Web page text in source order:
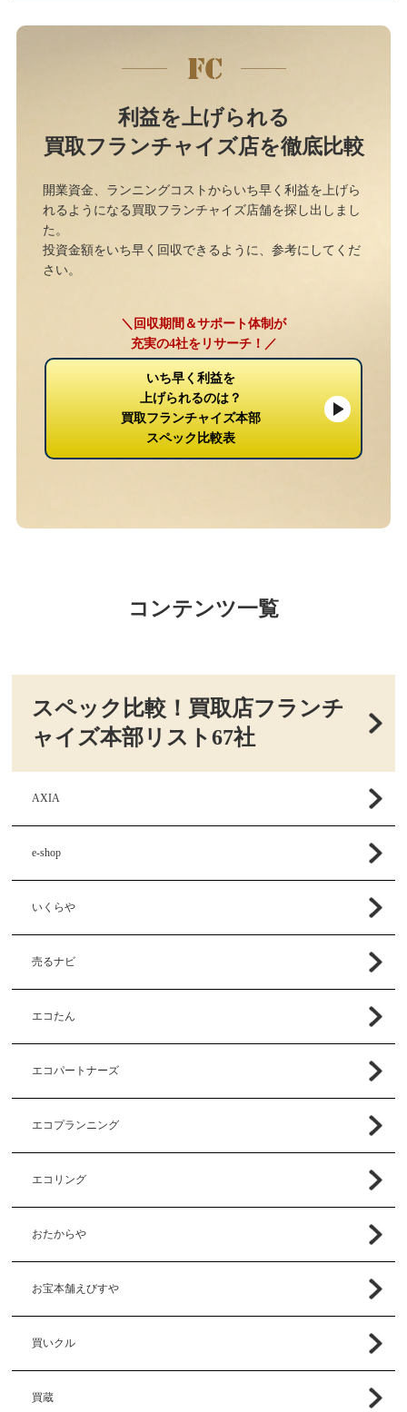
利益を上げられる
買取フランチャイズ店を徹底比較
開業資金、ランニングコストからいち早く利益を上げら
れるようになる買取フランチャイズ店舗を探し出しまし
た。
投資金額をいち早く回収できるように、参考にしてくだ
さい。
＼回収期間＆サポート体制が
充実の4社をリサーチ！／
いち早く利益を
上げられるのは？
買取フランチャイズ本部
スペック比較表
コンテンツ一覧
スペック比較！買取店フランチ
ャイズ本部リスト67社
AXIA
e-shop
いくらや
売るナビ
エコたん
エコパートナーズ
エコプランニング
エコリング
おたからや
お宝本舗えびすや
買いクル
買蔵